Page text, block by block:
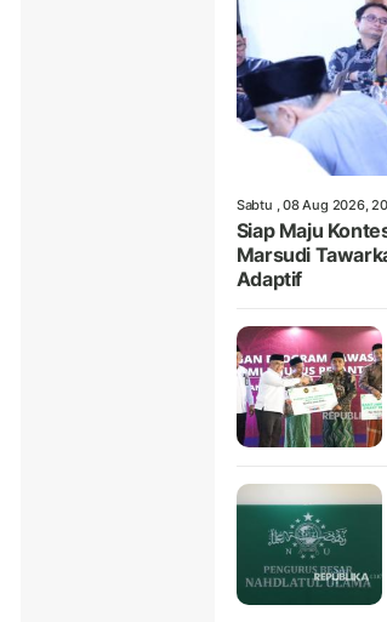
Sabtu , 08 Aug 2026,
Siap Maju
Marsudi
Adaptif